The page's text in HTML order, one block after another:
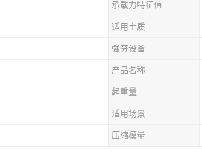
承载力特征值
适用土质
强夯设备
产品名称
起重量
适用场景
压缩模量